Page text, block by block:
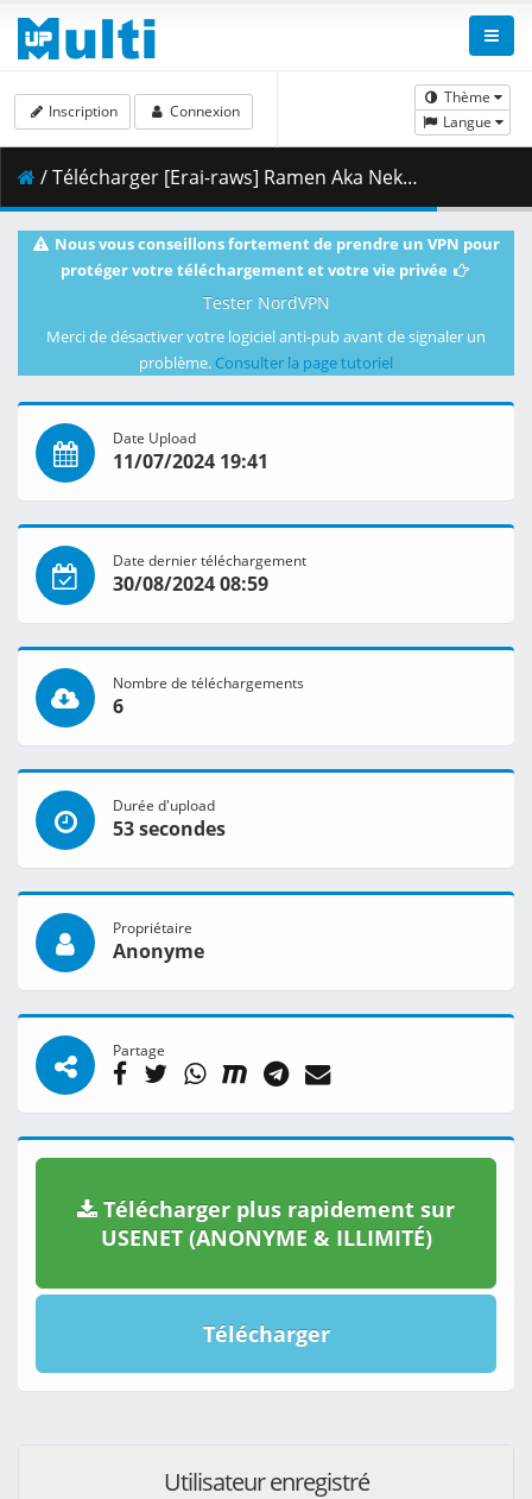
Thème
Langue
Inscription Connexion
/ Télécharger [Erai-raws] Ramen Aka Neko - 02 [1080p][Multiple Subtitle][0EFDCE99].mkv.003 ( 455.47 MB )
Nous vous conseillons fortement de prendre un VPN pour
protéger votre téléchargement et votre vie privée
Tester NordVPN
Merci de désactiver votre logiciel anti-pub avant de signaler un
problème. Consulter la page tutoriel
Date Upload
11/07/2024 19:41
Date dernier téléchargement
30/08/2024 08:59
Nombre de téléchargements
6
Durée d'upload
53 secondes
Propriétaire
Anonyme
Partage
Télécharger plus rapidement sur
USENET (ANONYME & ILLIMITÉ)
Télécharger
Utilisateur enregistré